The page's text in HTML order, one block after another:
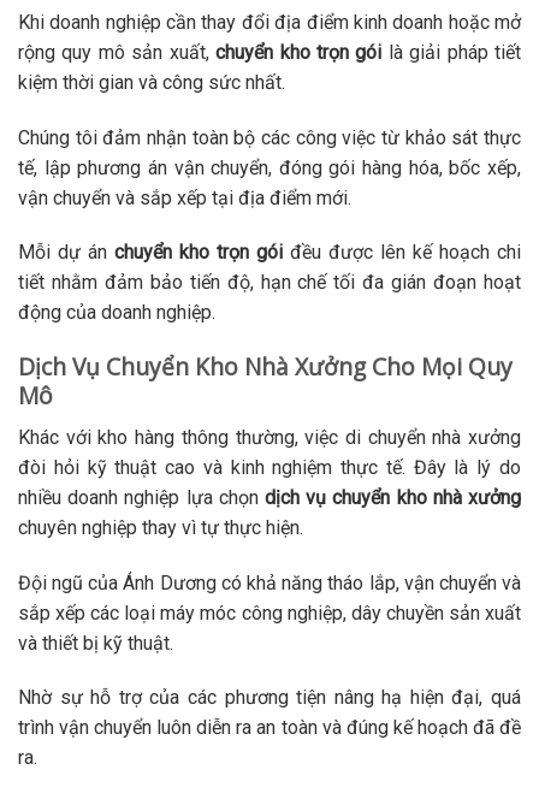
Khi doanh nghiệp cần thay đổi địa điểm kinh doanh hoặc mở
rộng quy mô sản xuất,chuyển kho trọn gói là giải pháp tiết
kiệm thời gian và công sức nhất.
Chúng tôi đảm nhận toàn bộ các công việc từ khảo sát thực
tế, lập phương án vận chuyển, đóng gói hàng hóa, bốc xếp,
vận chuyển và sắp xếp tại địa điểm mới.
Mỗi dự án chuyển kho trọn gói đều được lên kế hoạch chi
tiết nhằm đảm bảo tiến độ, hạn chế tối đa gián đoạn hoạt
động của doanh nghiệp.
Dịch Vụ Chuyển Kho Nhà Xưởng Cho Mọi Quy
Mô
Khác với kho hàng thông thường, việc di chuyển nhà xưởng
đòi hỏi kỹ thuật cao và kinh nghiệm thực tế. Đây là lý do
nhiều doanh nghiệp lựa chọn dịch vụ chuyển kho nhà xưởng
chuyên nghiệp thay vì tự thực hiện.
Đội ngũ của Ánh Dương có khả năng tháo lắp, vận chuyển và
sắp xếp các loại máy móc công nghiệp, dây chuyền sản xuất
và thiết bị kỹ thuật.
Nhờ sự hỗ trợ của các phương tiện nâng hạ hiện đại, quá
trình vận chuyển luôn diễn ra an toàn và đúng kế hoạch đã đề
ra.